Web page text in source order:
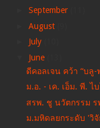
September
August
July
June
ดีคอลเจน คว้า “บลู-
ม.อ. - เค. เอ็ม. พี. ไ
สรพ. ชู นวัตกรรม
ม.มหิดลยกระดับ 'วิ